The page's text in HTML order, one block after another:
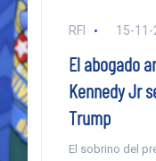
RFI 15-11-
El abogado
Kennedy Jr
Trump
El sobrino del